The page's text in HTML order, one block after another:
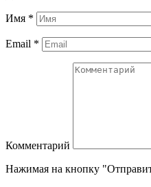
Имя *
Email *
Комментарий
Нажимая на кнопку